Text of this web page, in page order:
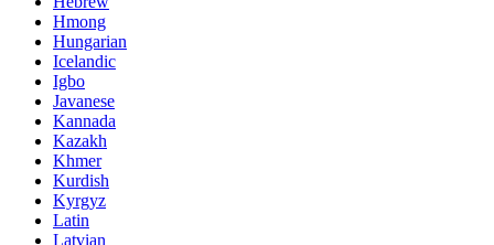
Hmong
Hungarian
Icelandic
Igbo
Javanese
Kannada
Kazakh
Khmer
Kurdish
Kyrgyz
Latin
Latvian